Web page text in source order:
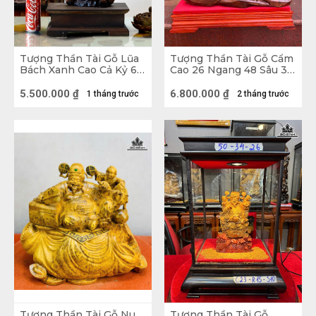
Tượng Thần Tài Gỗ Lũa
Bách Xanh Cao Cả Kỷ 60
Kỷ Cao 10
1 tháng trước
5.500.000 ₫
Tượng Thần Tài Gỗ Cẩm
Cao 26 Ngang 48 Sâu 32
2 tháng trước
6.800.000 ₫